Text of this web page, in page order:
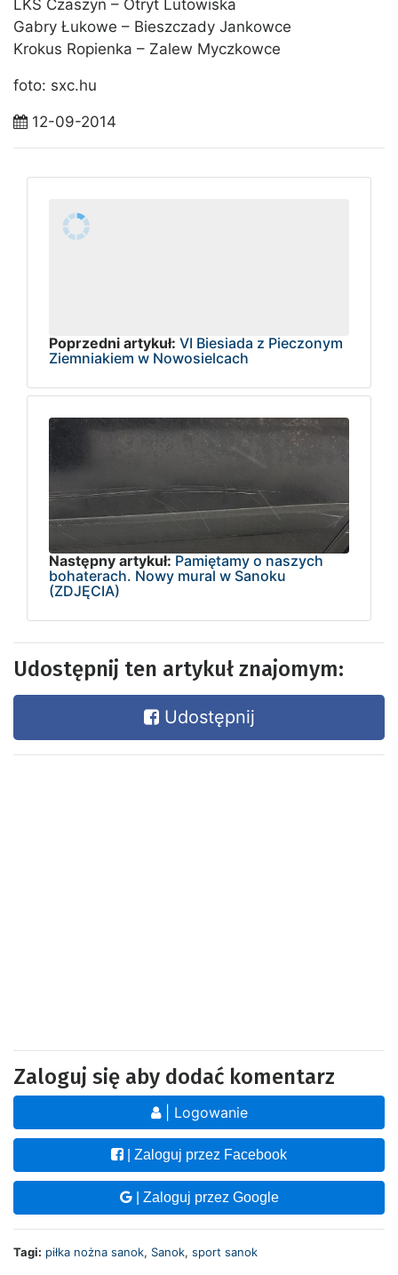
LKS Czaszyn – Otryt Lutowiska
Gabry Łukowe – Bieszczady Jankowce
Krokus Ropienka – Zalew Myczkowce
foto: sxc.hu
12-09-2014
Poprzedni artykuł: VI Biesiada z Pieczonym
Ziemniakiem w Nowosielcach
Następny artykuł: Pamiętamy o naszych
bohaterach. Nowy mural w Sanoku
(ZDJĘCIA)
Udostępnij ten artykuł znajomym:
Udostępnij
Zaloguj się aby dodać komentarz
| Logowanie
| Zaloguj przez Facebook
| Zaloguj przez Google
Tagi: piłka nożna sanok, Sanok, sport sanok